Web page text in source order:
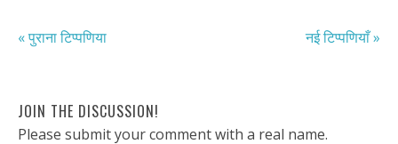
« पुराना टिप्पणिया नई टिप्पणियाँ »
JOIN THE DISCUSSION!
Please submit your comment with a real name.